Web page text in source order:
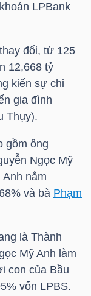
LPBank
đổi, từ 125
12,668 tỷ
kiến sự chi
gia đình
Thụy).
gồm ông
Ngọc Mỹ
nắm
và bà Phạm
là Thành
Mỹ Anh làm
con của Bầu
vốn LPBS.